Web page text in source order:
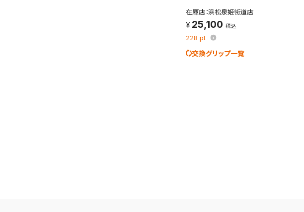
在庫店：浜松泉姫街道店
25,100 税込
228 pt
交換グリップ一覧